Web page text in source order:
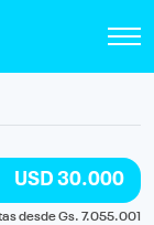
USD 30.000
desde Gs. 7.055.001